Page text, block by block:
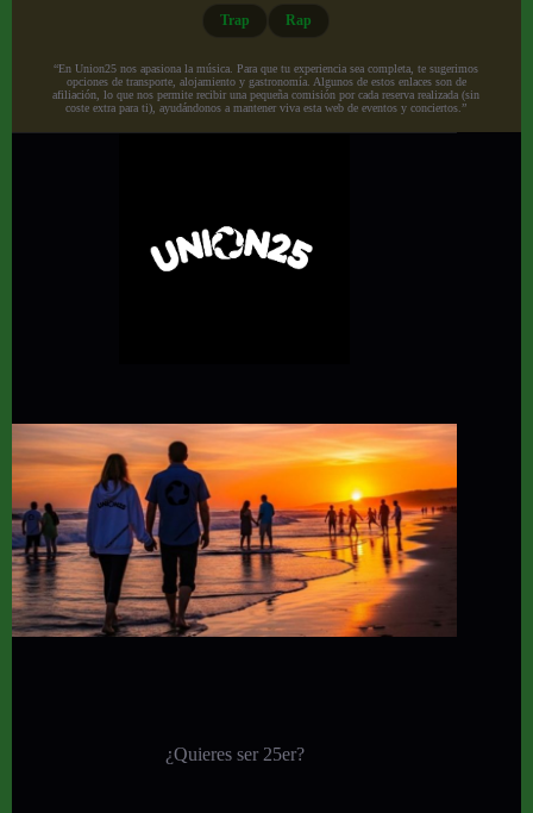
Trap Rap
“En Union25 nos apasiona la música. Para que tu experiencia sea completa, te sugerimos
opciones de transporte, alojamiento y gastronomía. Algunos de estos enlaces son de
afiliación, lo que nos permite recibir una pequeña comisión por cada reserva realizada (sin
coste extra para ti), ayudándonos a mantener viva esta web de eventos y conciertos.”
¿Quieres ser 25er?